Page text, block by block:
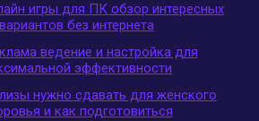
игры для ПК обзор интересных
вариантов без интернета
ведение и настройка для
эффективности
нужно сдавать для женского
и как подготовиться